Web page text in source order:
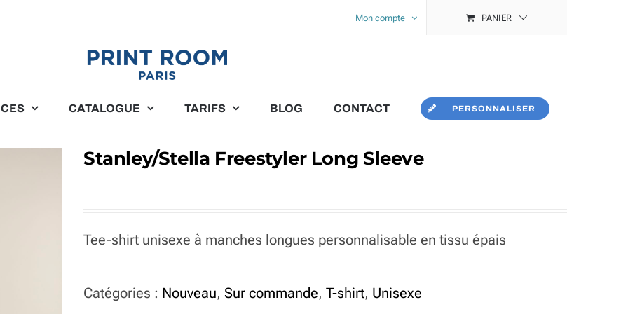
Mon compte PANIER
CATALOGUE TARIFS BLOG CONTACT PERSONNALISER
Stanley/Stella Freestyler Long Sleeve
Tee-shirt unisexe à manches longues personnalisable en tissu épais
Catégories : Nouveau, Sur commande,T-shirt, Unisexe